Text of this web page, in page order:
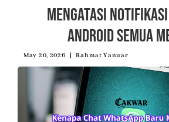
Mengatasi
Android Semua
May 20, 2026 Rahmat Yanuar